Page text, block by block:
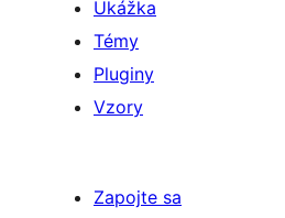
Ukážka
Témy
Pluginy
Vzory
Zapojte sa